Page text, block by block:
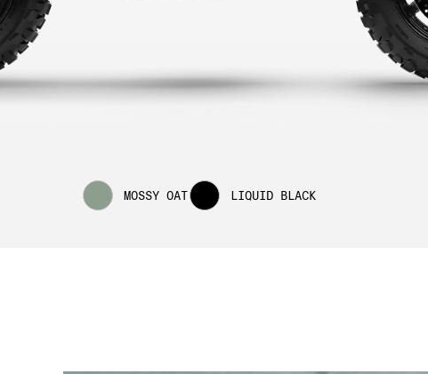
MOSSY OAT LIQUID BLACK